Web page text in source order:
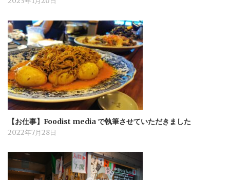
【お仕事】Foodist media で執筆させていただきました
2022年7月28日